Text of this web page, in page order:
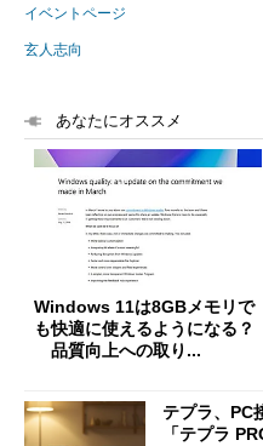
イベントページ
玄人志向
あなたにオススメ
Windows 11は8GBメモリで
も快適に使えるようになる？
品質向上への取り...
テプラ、PC
「テプラ